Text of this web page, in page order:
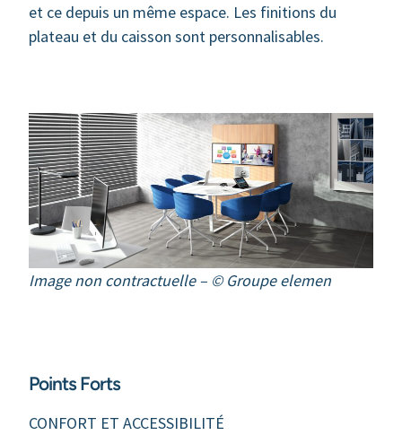
et ce depuis un même espace. Les finitions du
plateau et du caisson sont personnalisables.
Image non contractuelle – © Groupe elemen
Points Forts
CONFORT ET ACCESSIBILITÉ